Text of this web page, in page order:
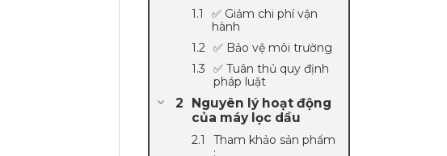
✅ Giảm chi phí vận
hành
✅ Bảo vệ môi trường
✅ Tuân thủ quy định
pháp luật
Nguyên lý hoạt động
của máy lọc dầu
Tham khảo sản phẩm
: